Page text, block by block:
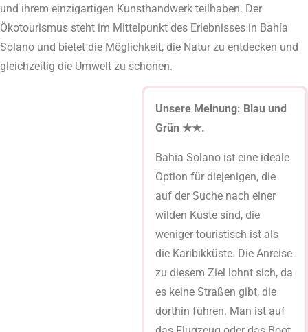
und ihrem einzigartigen Kunsthandwerk teilhaben. Der
Ökotourismus steht im Mittelpunkt des Erlebnisses in Bahía
Solano und bietet die Möglichkeit, die Natur zu entdecken und
gleichzeitig die Umwelt zu schonen.
Unsere Meinung: Blau und
Grün ★★.
Bahia Solano ist eine ideale
Option für diejenigen, die
auf der Suche nach einer
wilden Küste sind, die
weniger touristisch ist als
die Karibikküste. Die Anreise
zu diesem Ziel lohnt sich, da
es keine Straßen gibt, die
dorthin führen. Man ist auf